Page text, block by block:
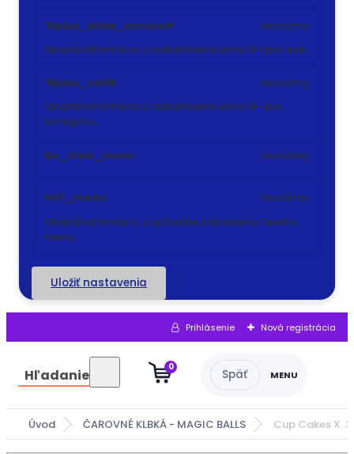
18plus_allow_access#
Ukladá informáciu o odsúhlasení okna 18+ pre web.
neznámy
18plus_cat#
Ukladá informáciu o odsúhlasení okna 18+ pre
kategóriu.
neznámy
bs_slide_menu neznámy
left_menu
Ukladá informáciu o spôsobe zobrazenia ľavého
menu.
neznámy
Uložiť nastavenia
Prihlásenie Nová registrácia
Hľadanie 0
Úvod ČAROVNÉ KLBKÁ - MAGIC BALLS Cup Cakes X.